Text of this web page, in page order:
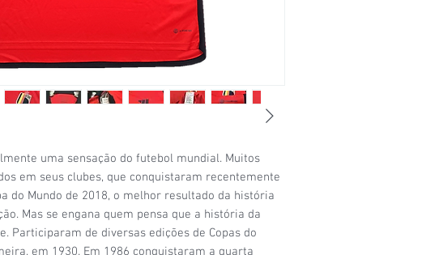
uma sensação do futebol mundial. Muitos
em seus clubes, que conquistaram recentemente
do Mundo de 2018, o melhor resultado da história
Mas se engana quem pensa que a história da
Participaram de diversas edições de Copas do
em 1930. Em 1986 conquistaram a quarta